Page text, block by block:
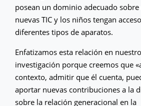
posean un dominio adecuado sobre
nuevas TIC y los niños tengan
diferentes tipos de aparatos.
Enfatizamos esta relación en
investigación porque creemos que
contexto, admitir que él cuenta,
aportar nuevas contribuciones a la
sobre la relación generacional en la